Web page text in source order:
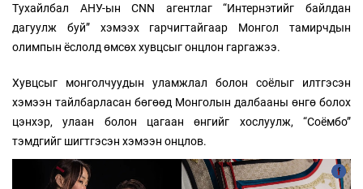
Тухайлбал АНУ-ын CNN агентлаг “Интернэтийг байлдан
дагуулж буй” хэмээх гарчигтайгаар Монгол тамирчдын
олимпын ёслолд өмсөх хувцсыг онцлон гаргажээ.
Хувцсыг монголчуудын уламжлал болон соёлыг илтгэсэн
хэмээн тайлбарласан бөгөөд Монголын далбааны өнгө болох
цэнхэр, улаан болон цагаан өнгийг хослуулж, “Соёмбо”
тэмдгийг шигтгэсэн хэмээн онцлов.